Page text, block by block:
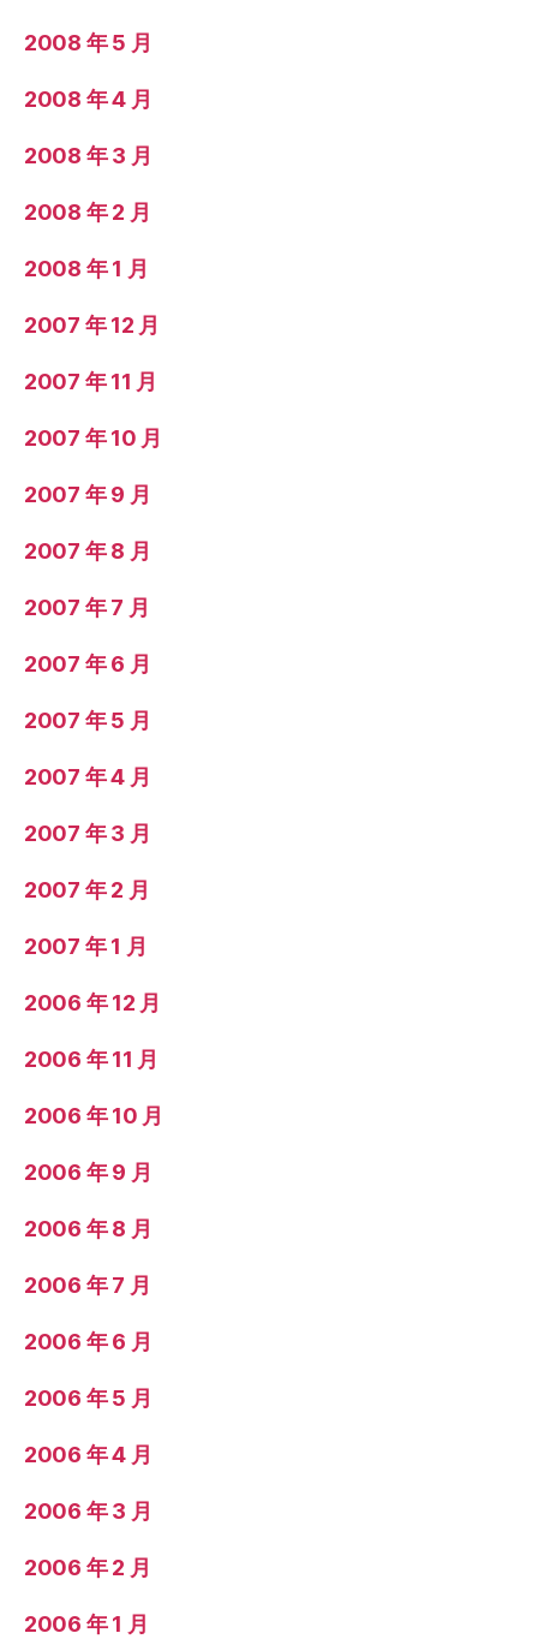
2008 年 5 月
2008 年 4 月
2008 年 3 月
2008 年 2 月
2008 年 1 月
2007 年 12 月
2007 年 11 月
2007 年 10 月
2007 年 9 月
2007 年 8 月
2007 年 7 月
2007 年 6 月
2007 年 5 月
2007 年 4 月
2007 年 3 月
2007 年 2 月
2007 年 1 月
2006 年 12 月
2006 年 11 月
2006 年 10 月
2006 年 9 月
2006 年 8 月
2006 年 7 月
2006 年 6 月
2006 年 5 月
2006 年 4 月
2006 年 3 月
2006 年 2 月
2006 年 1 月